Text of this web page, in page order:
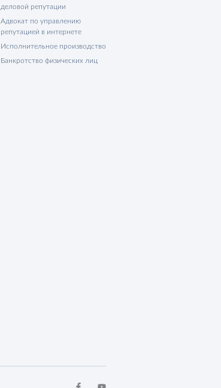
деловой репутации
Адвокат по управлению
репутацией в интернете
Исполнительное производство
Банкротство физических лиц